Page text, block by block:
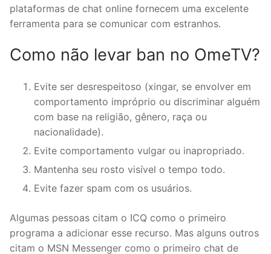
plataformas de chat online fornecem uma excelente
ferramenta para se comunicar com estranhos.
Como não levar ban no OmeTV?
Evite ser desrespeitoso (xingar, se envolver em
comportamento impróprio ou discriminar alguém
com base na religião, gênero, raça ou
nacionalidade).
Evite comportamento vulgar ou inapropriado.
Mantenha seu rosto visível o tempo todo.
Evite fazer spam com os usuários.
Algumas pessoas citam o ICQ como o primeiro
programa a adicionar esse recurso. Mas alguns outros
citam o MSN Messenger como o primeiro chat de